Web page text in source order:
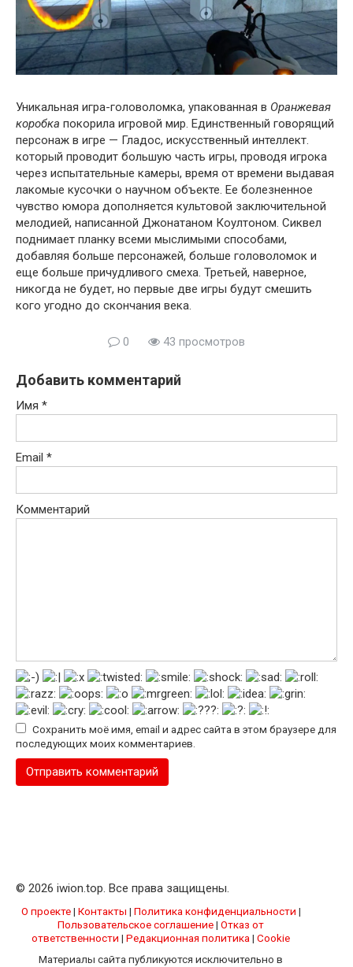
Уникальная игра-головоломка, упакованная в Оранжевая
коробка покорила игровой мир. Единственный говорящий
персонаж в игре — Гладос, искусственный интеллект.
который проводит большую часть игры, проводя игрока
через испытательные камеры, время от времени выдавая
лакомые кусочки о научном объекте. Ее болезненное
чувство юмора дополняется культовой заключительной
мелодией, написанной Джонатаном Коултоном. Сиквел
поднимает планку всеми мыслимыми способами,
добавляя больше персонажей, больше головоломок и
еще больше причудливого смеха. Третьей, наверное,
никогда не будет, но первые две игры будут смешить
кого угодно до скончания века.
0 43 просмотров
Добавить комментарий
Имя *
Email *
Комментарий
Сохранить моё имя, email и адрес сайта в этом браузере для
последующих моих комментариев.
© 2026 iwion.top. Все права защищены.
О проекте| Контакты | Политика конфиденциальности |
Пользовательское соглашение| Отказ от
ответственности | Редакционная политика| Cookie
Материалы сайта публикуются исключительно в